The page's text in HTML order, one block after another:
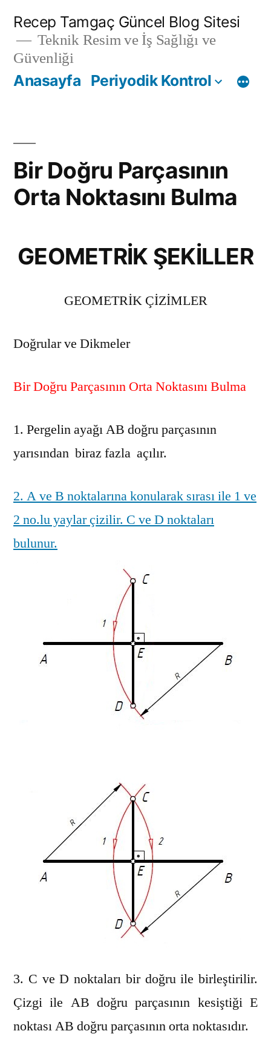
Recep Tamgaç Güncel Blog Sitesi
Teknik Resim ve İş Sağlığı ve
Güvenliği
Anasayfa Periyodik Kontrol
Bir Doğru Parçasının
Orta Noktasını Bulma
GEOMETRİK ŞEKİLLER
GEOMETRİK ÇİZİMLER
Doğrular ve Dikmeler
Bir Doğru Parçasının Orta Noktasını Bulma
1. Pergelin ayağı AB doğru parçasının
yarısından biraz fazla açılır.
2. A ve B noktalarına konularak sırası ile 1 ve
2 no.lu yaylar çizilir. C ve D noktaları
bulunur.
3. C ve D noktaları bir doğru ile birleştirilir.
Çizgi ile AB doğru parçasının kesiştiği E
noktası AB doğru parçasının orta noktasıdır.